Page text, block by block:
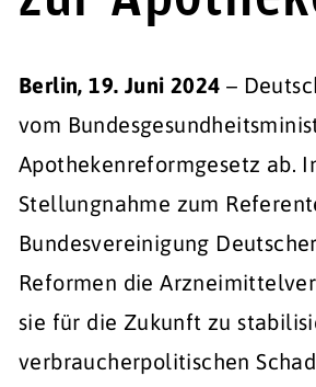
Berlin, 19. Juni 2024 –
vom
Apothekenreformgesetz ab.
Stellungnahme zum
Bundesvereinigung
Reformen die
sie für die Zukunft zu
verbraucherpolitischen